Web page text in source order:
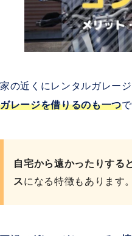
家の近くにレンタルガレー
ガレージを借りるのも一つで
自宅から遠かったりする
スになる特徴もあります。